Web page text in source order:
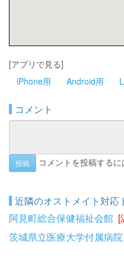
[アプリで見る]
iPhone用
Android用
コメント
投稿 コメントを投稿するに
近隣のオストメイト対応
阿見町総合保健福祉会館 [
茨城県立医療大学付属病院